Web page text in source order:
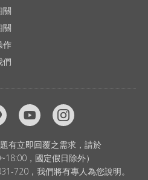
關
關
作
們
有立即回覆之需求，請於
，國定假日除外）
720，我們將有專人為您說明。